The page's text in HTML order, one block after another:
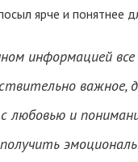
ярче и понятнее
информацией
важное,
любовью и